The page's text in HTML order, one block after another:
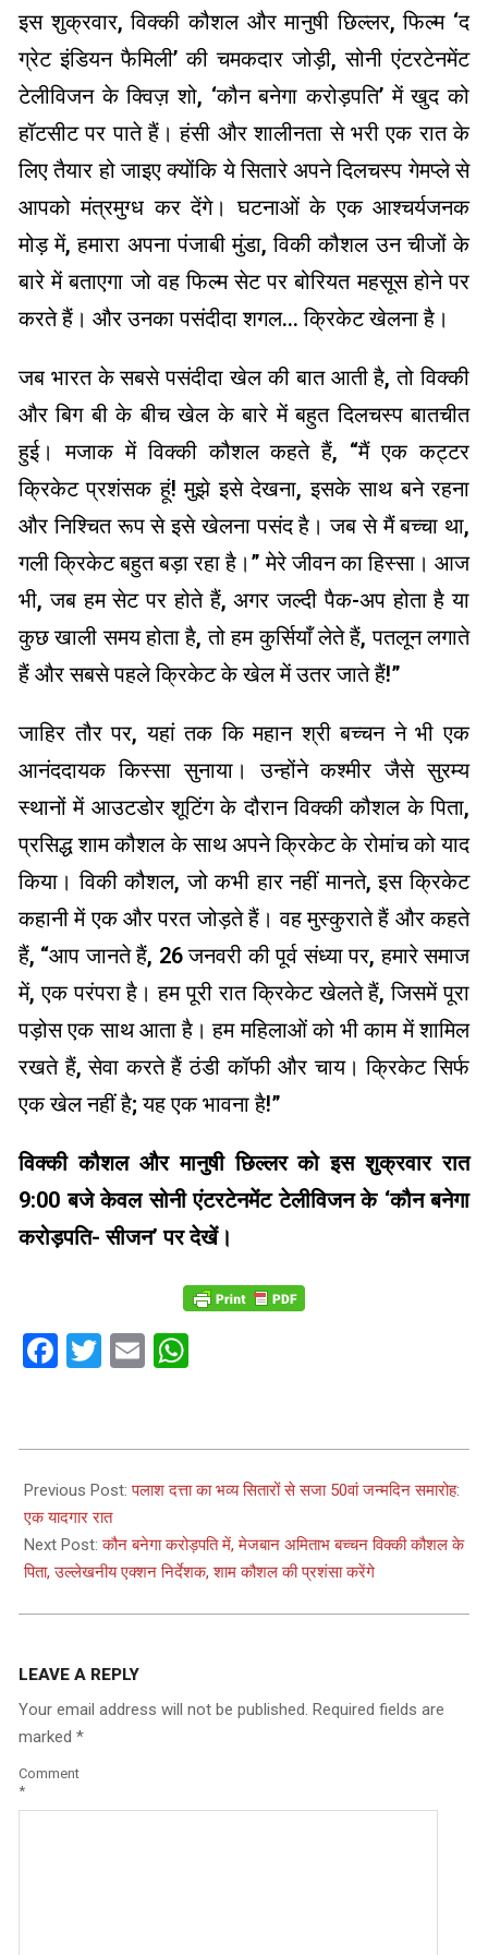
इस शुक्रवार, विक्की कौशल और मानुषी छिल्लर, फिल्म ‘द
ग्रेट इंडियन फैमिली’ की चमकदार जोड़ी, सोनी एंटरटेनमेंट
टेलीविजन के क्विज़ शो, ‘कौन बनेगा करोड़पति’ में खुद को
हॉटसीट पर पाते हैं। हंसी और शालीनता से भरी एक रात के
लिए तैयार हो जाइए क्योंकि ये सितारे अपने दिलचस्प गेमप्ले से
आपको मंत्रमुग्ध कर देंगे। घटनाओं के एक आश्चर्यजनक
मोड़ में, हमारा अपना पंजाबी मुंडा, विकी कौशल उन चीजों के
बारे में बताएगा जो वह फिल्म सेट पर बोरियत महसूस होने पर
करते हैं। और उनका पसंदीदा शगल… क्रिकेट खेलना है।
जब भारत के सबसे पसंदीदा खेल की बात आती है, तो विक्की
और बिग बी के बीच खेल के बारे में बहुत दिलचस्प बातचीत
हुई। मजाक में विक्की कौशल कहते हैं, “मैं एक कट्टर
क्रिकेट प्रशंसक हूं! मुझे इसे देखना, इसके साथ बने रहना
और निश्चित रूप से इसे खेलना पसंद है। जब से मैं बच्चा था,
गली क्रिकेट बहुत बड़ा रहा है।” मेरे जीवन का हिस्सा। आज
भी, जब हम सेट पर होते हैं, अगर जल्दी पैक-अप होता है या
कुछ खाली समय होता है, तो हम कुर्सियाँ लेते हैं, पतलून लगाते
हैं और सबसे पहले क्रिकेट के खेल में उतर जाते हैं!”
जाहिर तौर पर, यहां तक ​​कि महान श्री बच्चन ने भी एक
आनंददायक किस्सा सुनाया। उन्होंने कश्मीर जैसे सुरम्य
स्थानों में आउटडोर शूटिंग के दौरान विक्की कौशल के पिता,
प्रसिद्ध शाम कौशल के साथ अपने क्रिकेट के रोमांच को याद
किया। विकी कौशल, जो कभी हार नहीं मानते, इस क्रिकेट
कहानी में एक और परत जोड़ते हैं। वह मुस्कुराते हैं और कहते
हैं, “आप जानते हैं, 26 जनवरी की पूर्व संध्या पर, हमारे समाज
में, एक परंपरा है। हम पूरी रात क्रिकेट खेलते हैं, जिसमें पूरा
पड़ोस एक साथ आता है। हम महिलाओं को भी काम में शामिल
रखते हैं, सेवा करते हैं ठंडी कॉफी और चाय। ​​क्रिकेट सिर्फ
एक खेल नहीं है; यह एक भावना है!”
विक्की कौशल और मानुषी छिल्लर को इस शुक्रवार रात
9:00 बजे केवल सोनी एंटरटेनमेंट टेलीविजन के ‘कौन बनेगा
करोड़पति- सीजन’ पर देखें।
Facebook
Twitter
Email
09-
15
Previous Post:पलाश दत्ता का भव्य सितारों से सजा 50वां जन्मदिन समारोह:
एक यादगार रात
Next Post:कौन बनेगा करोड़पति में, मेजबान अमिताभ बच्चन विक्की कौशल के
पिता, उल्लेखनीय एक्शन निर्देशक, शाम कौशल की प्रशंसा करेंगे
LEAVE A REPLY
Your email address will not be published. Required fields are
marked *
Comment
*